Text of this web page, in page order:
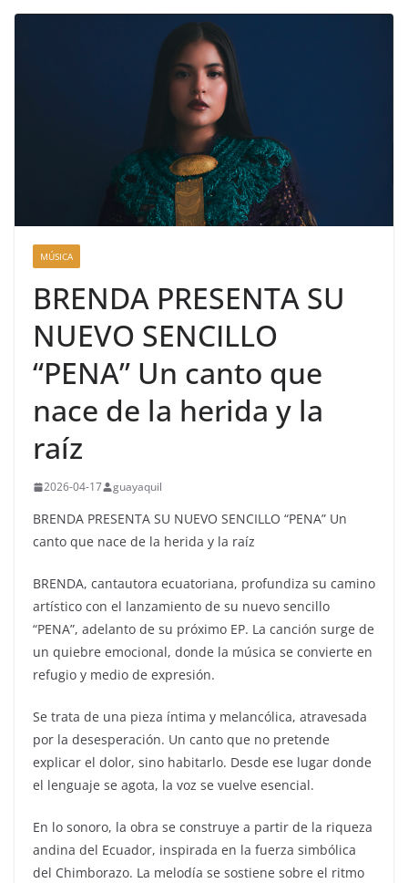
MÚSICA
BRENDA PRESENTA SU
NUEVO SENCILLO
“PENA” Un canto que
nace de la herida y la
raíz
2026-04-17 guayaquil
BRENDA PRESENTA SU NUEVO SENCILLO “PENA” Un
canto que nace de la herida y la raíz
BRENDA, cantautora ecuatoriana, profundiza su camino
artístico con el lanzamiento de su nuevo sencillo
“PENA”, adelanto de su próximo EP. La canción surge de
un quiebre emocional, donde la música se convierte en
refugio y medio de expresión.
Se trata de una pieza íntima y melancólica, atravesada
por la desesperación. Un canto que no pretende
explicar el dolor, sino habitarlo. Desde ese lugar donde
el lenguaje se agota, la voz se vuelve esencial.
En lo sonoro, la obra se construye a partir de la riqueza
andina del Ecuador, inspirada en la fuerza simbólica
del Chimborazo. La melodía se sostiene sobre el ritmo